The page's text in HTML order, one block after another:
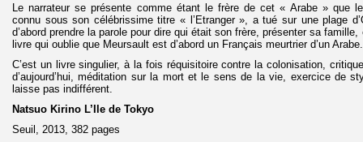
Le narrateur se présente comme étant le frère de cet « Arabe » que
connu sous son célébrissime titre « l’Etranger », a tué sur une plage
d’abord prendre la parole pour dire qui était son frère, présenter sa famille,
livre qui oublie que Meursault est d’abord un Français meurtrier d’un Arabe.
C’est un livre singulier, à la fois réquisitoire contre la colonisation,
d’aujourd’hui, méditation sur la mort et le sens de la vie, exercice de
laisse pas indifférent.
Natsuo Kirino L’Ile de Tokyo
Seuil, 2013, 382 pages